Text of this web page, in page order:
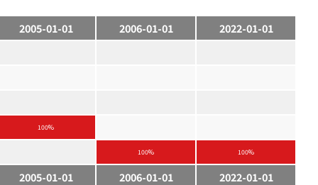
2005-01-01 2006-01-01 2022-01-01
100%
100% 100%
2005-01-01 2006-01-01 2022-01-01